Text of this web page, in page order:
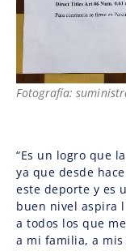
Fotografía:
“Es un logro que
ya que desde
este deporte y es
buen nivel aspira
a todos los que
a mi familia, a mis